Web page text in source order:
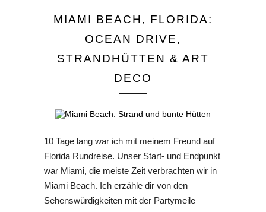
MIAMI BEACH, FLORIDA:
OCEAN DRIVE,
STRANDHÜTTEN & ART
DECO
10 Tage lang war ich mit meinem Freund auf
Florida Rundreise. Unser Start- und Endpunkt
war Miami, die meiste Zeit verbrachten wir in
Miami Beach. Ich erzähle dir von den
Sehenswürdigkeiten mit der Partymeile